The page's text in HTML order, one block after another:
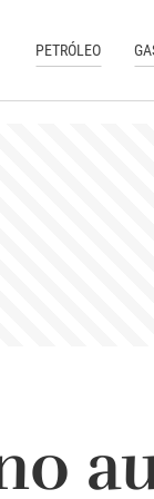
PETRÓLEO